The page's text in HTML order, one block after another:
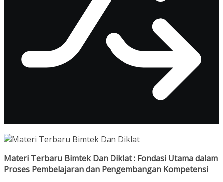
Materi Terbaru Bimtek Dan Diklat : Fondasi Utama dalam
Proses Pembelajaran dan Pengembangan Kompetensi